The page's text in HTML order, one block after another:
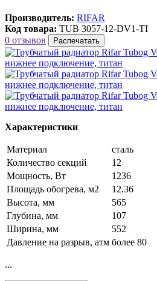
Производитель: RIFAR
Код товара: TUB 3057-12-DV1-TI
0 отзывов
Распечатать
Характеристики
Материал
сталь
Количество секций
12
Мощность, Вт
1236
Площадь обогрева, м2
12.36
Высота, мм
565
Глубина, мм
107
Ширина, мм
552
Давление на разрыв, атм более 80
...